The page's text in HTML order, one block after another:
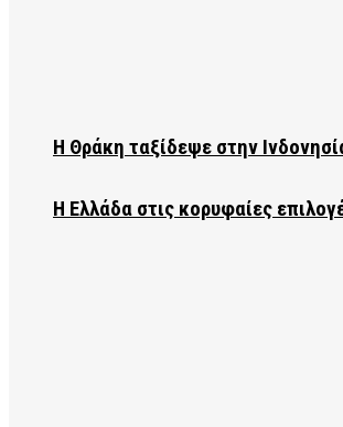
Η Θράκη ταξίδεψε στην
Η Ελλάδα στις κορυφαίες